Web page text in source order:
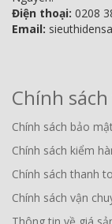
Điện thoại: 0208
Email:
Chính
Chính sách bảo
Chính sách kiểm
Chính sách thanh
Chính sách vận